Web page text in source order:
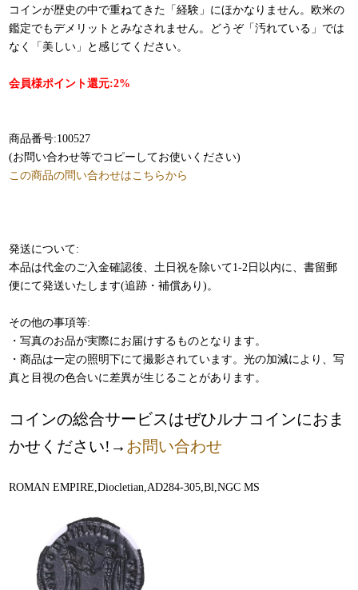
コインが歴史の中で重ねてきた「経験」にほかなりません。欧米の
鑑定でもデメリットとみなされません。どうぞ「汚れている」では
なく「美しい」と感じてください。
会員様ポイント還元:2%
商品番号:100527
(お問い合わせ等でコピーしてお使いください)
この商品の問い合わせはこちらから
発送について:
本品は代金のご入金確認後、土日祝を除いて1-2日以内に、書留郵
便にて発送いたします(追跡・補償あり)。
その他の事項等:
・写真のお品が実際にお届けするものとなります。
・商品は一定の照明下にて撮影されています。光の加減により、写
真と目視の色合いに差異が生じることがあります。
コインの総合サービスはぜひルナコインにおま
かせください!→ お問い合わせ
ROMAN EMPIRE,Diocletian,AD284-305,Bl,NGC MS